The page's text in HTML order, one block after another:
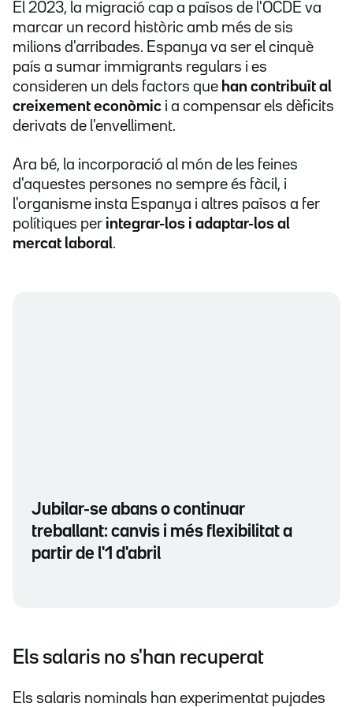
El 2023, la migració cap a països de l'OCDE va
marcar un record històric amb més de sis
milions d'arribades. Espanya va ser el cinquè
país a sumar immigrants regulars i es
consideren un dels factors que han contribuït al
creixement econòmic i a compensar els dèficits
derivats de l'envelliment.
Ara bé, la incorporació al món de les feines
d'aquestes persones no sempre és fàcil, i
l'organisme insta Espanya i altres països a fer
polítiques per integrar-los i adaptar-los al
mercat laboral.
Jubilar-se abans o continuar
treballant: canvis i més flexibilitat a
partir de l'1 d'abril
Els salaris no s'han recuperat
Els salaris nominals han experimentat pujades